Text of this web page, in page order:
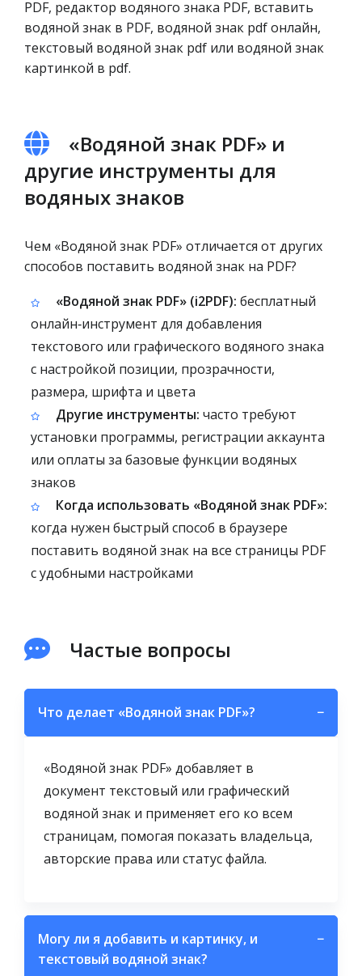
PDF, редактор водяного знака PDF, вставить
водяной знак в PDF, водяной знак pdf онлайн,
текстовый водяной знак pdf или водяной знак
картинкой в pdf.
«Водяной знак PDF» и
другие инструменты для
водяных знаков
Чем «Водяной знак PDF» отличается от других
способов поставить водяной знак на PDF?
«Водяной знак PDF» (i2PDF): бесплатный
онлайн‑инструмент для добавления
текстового или графического водяного знака
с настройкой позиции, прозрачности,
размера, шрифта и цвета
Другие инструменты: часто требуют
установки программы, регистрации аккаунта
или оплаты за базовые функции водяных
знаков
Когда использовать «Водяной знак PDF»:
когда нужен быстрый способ в браузере
поставить водяной знак на все страницы PDF
с удобными настройками
Частые вопросы
Что делает «Водяной знак PDF»? −
«Водяной знак PDF» добавляет в
документ текстовый или графический
водяной знак и применяет его ко всем
страницам, помогая показать владельца,
авторские права или статус файла.
Могу ли я добавить и картинку, и
текстовый водяной знак?
−